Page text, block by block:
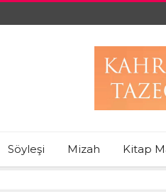
Söyleşi Mizah Kitap